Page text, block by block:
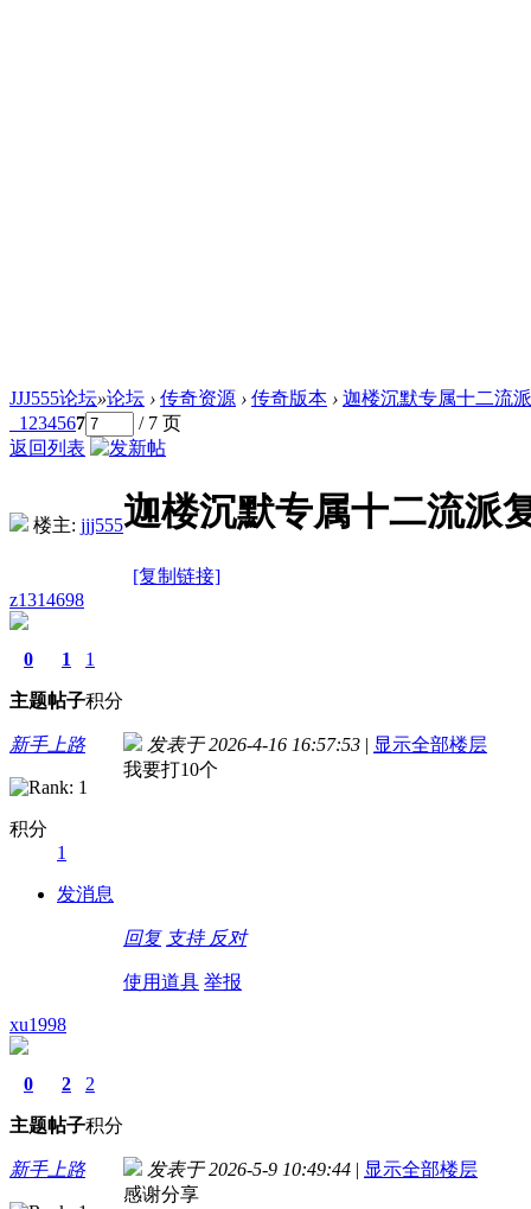
JJJ555论坛»论坛 › 传奇资源 › 传奇版本 › 迦楼沉默专属十二流
1 234567
/ 7 页
返回列表
楼主: jjj555迦楼沉默专属十二流派
[复制链接]
z1314698
0
主题
1
帖子
1
积分
新手上路
积分
1
发消息
发表于 2026-4-16 16:57:53 | 显示全部楼层
我要打10个
回复 支持 反对
使用道具 举报
xu1998
0
主题
2
帖子
2
积分
新手上路 发表于 2026-5-9 10:49:44 | 显示全部楼层
感谢分享